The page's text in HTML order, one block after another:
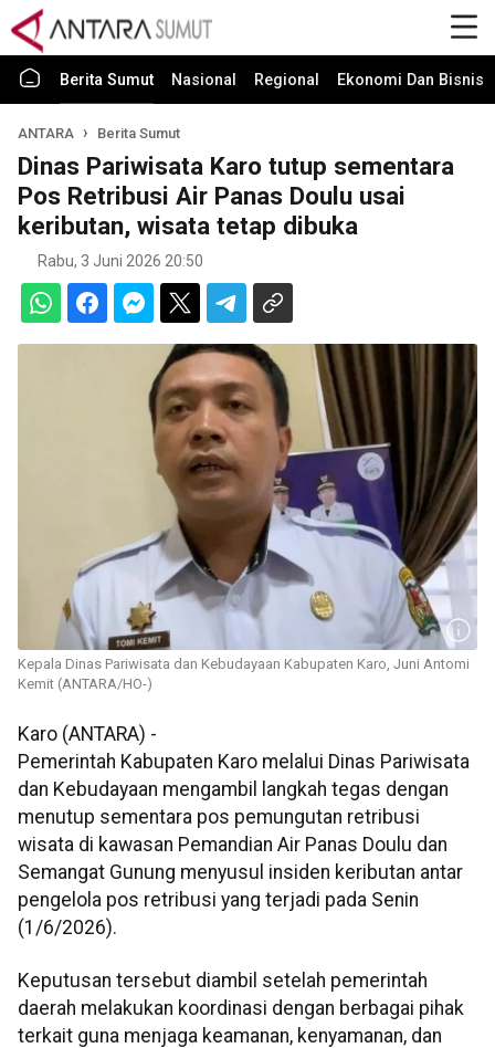
Berita Sumut Nasional Regional Ekonomi Dan Bisnis
ANTARA Berita Sumut
Dinas Pariwisata Karo tutup sementara
Pos Retribusi Air Panas Doulu usai
keributan, wisata tetap dibuka
Rabu, 3 Juni 2026 20:50
Kepala Dinas Pariwisata dan Kebudayaan Kabupaten Karo, Juni Antomi
Kemit (ANTARA/HO-)
Karo (ANTARA) -
Pemerintah Kabupaten Karo melalui Dinas Pariwisata
dan Kebudayaan mengambil langkah tegas dengan
menutup sementara pos pemungutan retribusi
wisata di kawasan Pemandian Air Panas Doulu dan
Semangat Gunung menyusul insiden keributan antar
pengelola pos retribusi yang terjadi pada Senin
(1/6/2026).
Keputusan tersebut diambil setelah pemerintah
daerah melakukan koordinasi dengan berbagai pihak
terkait guna menjaga keamanan, kenyamanan, dan